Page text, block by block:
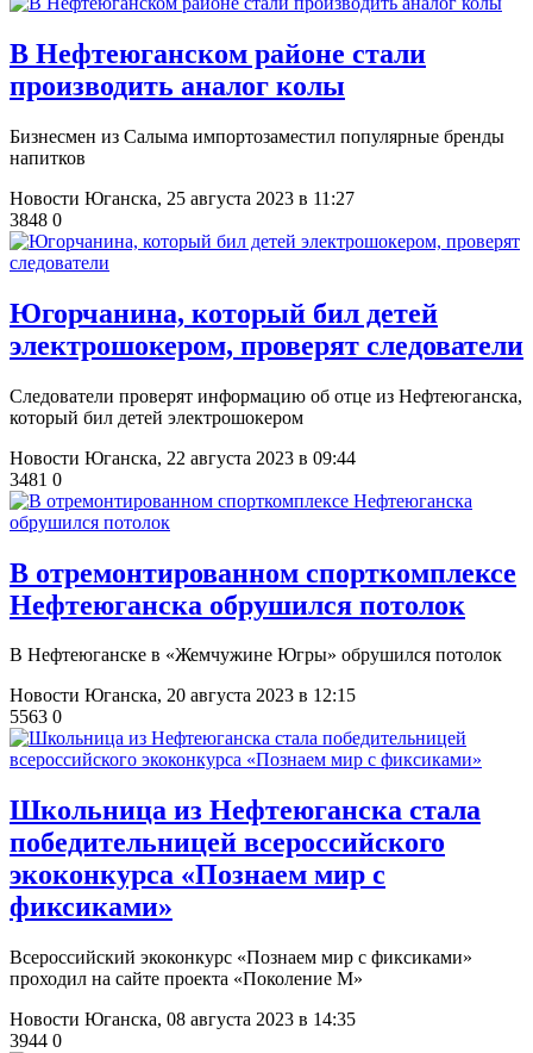
В Нефтеюганском районе стали
производить аналог колы
Бизнесмен из Салыма импортозаместил популярные бренды
напитков
Новости Юганска, 25 августа 2023 в 11:27
3848 0
Югорчанина, который бил детей
электрошокером, проверят следователи
Следователи проверят информацию об отце из Нефтеюганска,
который бил детей электрошокером
Новости Юганска, 22 августа 2023 в 09:44
3481 0
В отремонтированном спорткомплексе
Нефтеюганска обрушился потолок
В Нефтеюганске в «Жемчужине Югры» обрушился потолок
Новости Юганска, 20 августа 2023 в 12:15
5563 0
Школьница из Нефтеюганска стала
победительницей всероссийского
экоконкурса «Познаем мир с
фиксиками»
Всероссийский экоконкурс «Познаем мир с фиксиками»
проходил на сайте проекта «Поколение М»
Новости Юганска, 08 августа 2023 в 14:35
3944 0